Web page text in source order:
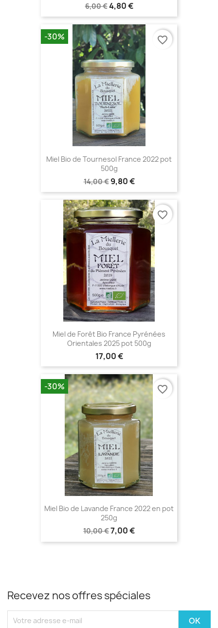
6,00 €4,80 €
Miel Bio de Tournesol France 2022 pot
500g
14,00 € 9,80 €
-30% favorite_border
Miel de Forêt Bio France Pyrénées
Orientales 2025 pot 500g
17,00 €
favorite_border
Miel Bio de Lavande France 2022 en pot
250g
10,00 €7,00 €
-30% favorite_border
Recevez nos offres spéciales